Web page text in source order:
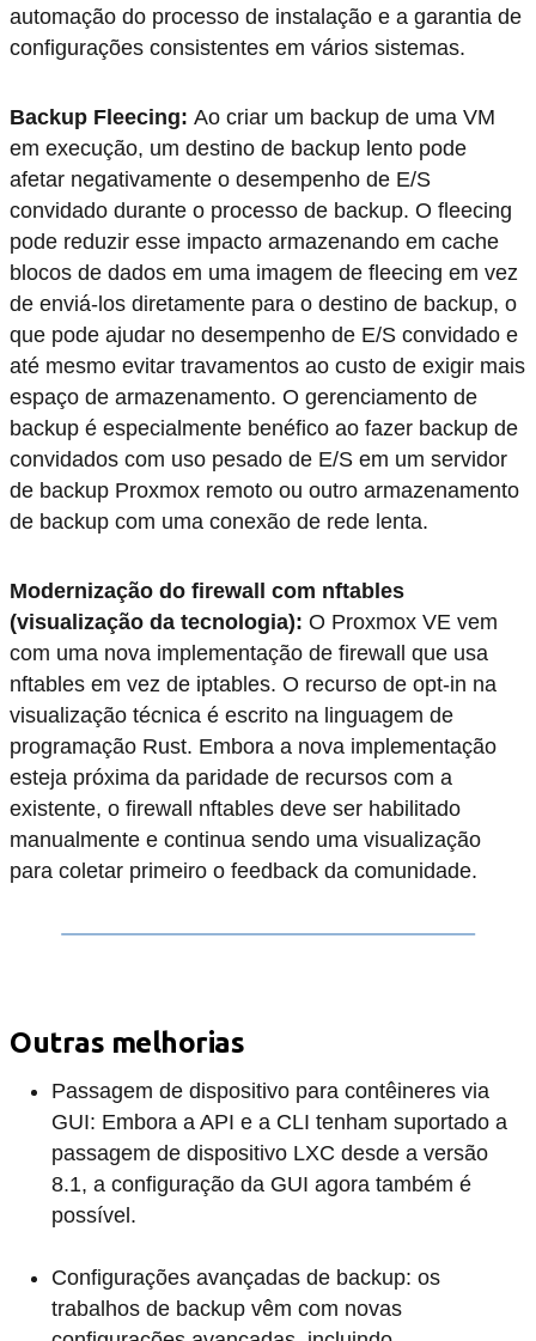
automação do processo de instalação e a garantia de
configurações consistentes em vários sistemas.
Backup Fleecing: Ao criar um backup de uma VM
em execução, um destino de backup lento pode
afetar negativamente o desempenho de E/S
convidado durante o processo de backup. O fleecing
pode reduzir esse impacto armazenando em cache
blocos de dados em uma imagem de fleecing em vez
de enviá-los diretamente para o destino de backup, o
que pode ajudar no desempenho de E/S convidado e
até mesmo evitar travamentos ao custo de exigir mais
espaço de armazenamento. O gerenciamento de
backup é especialmente benéfico ao fazer backup de
convidados com uso pesado de E/S em um servidor
de backup Proxmox remoto ou outro armazenamento
de backup com uma conexão de rede lenta.
Modernização do firewall com nftables
(visualização da tecnologia): O Proxmox VE vem
com uma nova implementação de firewall que usa
nftables em vez de iptables. O recurso de opt-in na
visualização técnica é escrito na linguagem de
programação Rust. Embora a nova implementação
esteja próxima da paridade de recursos com a
existente, o firewall nftables deve ser habilitado
manualmente e continua sendo uma visualização
para coletar primeiro o feedback da comunidade.
Outras melhorias
Passagem de dispositivo para contêineres via
GUI: Embora a API e a CLI tenham suportado a
passagem de dispositivo LXC desde a versão
8.1, a configuração da GUI agora também é
possível.
Configurações avançadas de backup: os
trabalhos de backup vêm com novas